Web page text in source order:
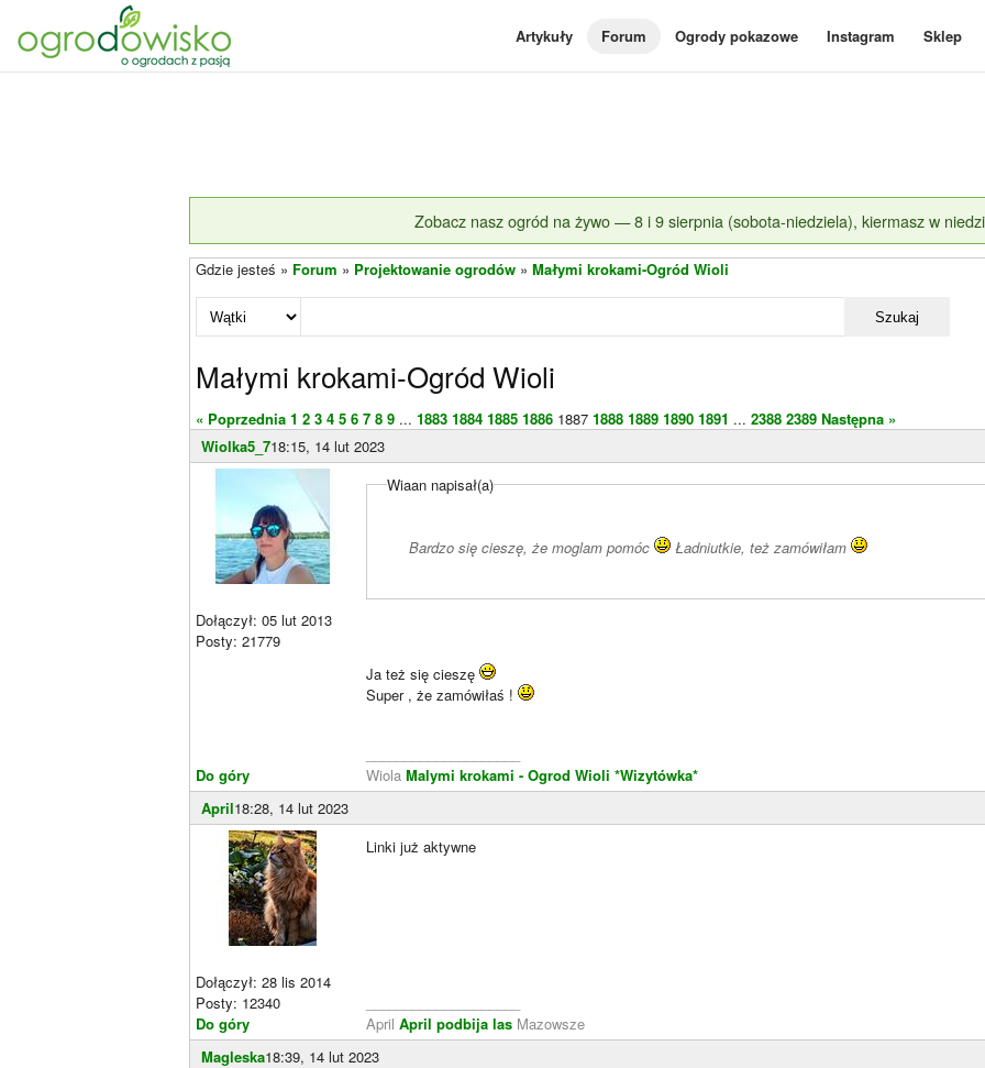
Artykuły Forum Ogrody pokazowe Instagram Sklep
Zobacz nasz ogród na żywo — 8 i 9 sierpnia (sobota-niedziela), kiermasz w
Gdzie jesteś » Forum » Projektowanie ogrodów » Małymi krokami-Ogród Wioli
Szukaj
Małymi krokami-Ogród Wioli
« Poprzednia 1 2 3 4 5 6 7 8 9 ... 1883 1884 1885 1886 1887 1888 1889 1890 1891 ... 2388 2389 Następna »
Wiolka5_718:15, 14 lut 2023
Dołączył: 05 lut 2013
Posty: 21779
Do góry
Wiaan napisał(a)
Bardzo się cieszę, że moglam pomóc Ładniutkie, też zamówiłam
Ja też się cieszę
Super , że zamówiłaś !
Wiola Malymi krokami - Ogrod Wioli *Wizytówka*
April18:28, 14 lut 2023
Dołączył: 28 lis 2014
Posty: 12340
Do góry
Linki już aktywne
April April podbija las Mazowsze
Magleska18:39, 14 lut 2023